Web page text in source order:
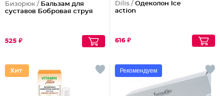
Бизорюк / Бальзам для
суставов Бобровая струя
525 ₽
Dilis / Одеколон Ice
action
616 ₽
Рекомендуем